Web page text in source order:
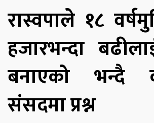
रास्वपाले १८
हजारभन्दा
बनाएको भन्दै
संसदमा प्रश्न